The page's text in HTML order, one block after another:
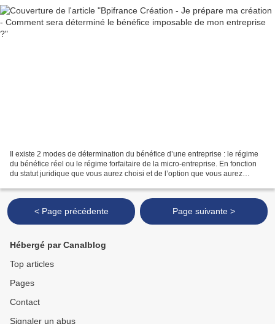
Il existe 2 modes de détermination du bénéfice d’une entreprise : le régime
du bénéfice réel ou le régime forfaitaire de la micro-entreprise. En fonction
du statut juridique que vous aurez choisi et de l’option que vous aurez
< Page précédente Page suivante >
Hébergé par Canalblog
Top articles
Pages
Contact
Signaler un abus